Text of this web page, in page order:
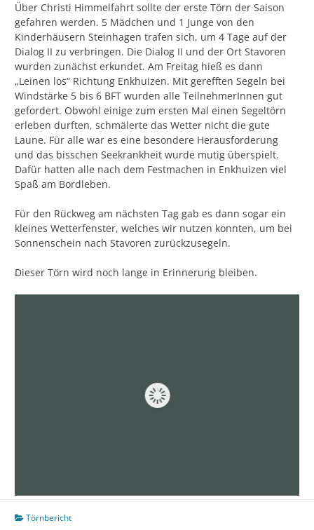
Über Christi Himmelfahrt sollte der erste Törn der Saison
gefahren werden. 5 Mädchen und 1 Junge von den
Kinderhäusern Steinhagen trafen sich, um 4 Tage auf der
Dialog II zu verbringen. Die Dialog II und der Ort Stavoren
wurden zunächst erkundet. Am Freitag hieß es dann
„Leinen los“ Richtung Enkhuizen. Mit gerefften Segeln bei
Windstärke 5 bis 6 BFT wurden alle TeilnehmerInnen gut
gefordert. Obwohl einige zum ersten Mal einen Segeltörn
erleben durften, schmälerte das Wetter nicht die gute
Laune. Für alle war es eine besondere Herausforderung
und das bisschen Seekrankheit wurde mutig überspielt.
Dafür hatten alle nach dem Festmachen in Enkhuizen viel
Spaß am Bordleben.
Für den Rückweg am nächsten Tag gab es dann sogar ein
kleines Wetterfenster, welches wir nutzen konnten, um bei
Sonnenschein nach Stavoren zurückzusegeln.
Dieser Törn wird noch lange in Erinnerung bleiben.
Törnbericht